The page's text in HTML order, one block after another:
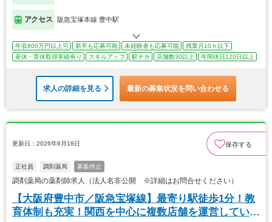
アクセス 阪急宝塚本線 豊中駅
年収800万円以上可 新卒も応募可能 未経験者も応募可能
残業月10ｈ以下
産休・育休取得実績有り
スキルアップ 駅チカ 店舗数30以上 年間休日120日以上
求人の詳細を見る 最新の募集状況を問い合わせる
更新日：2026年6月18日 保存する
正社員 調剤薬局 募集停止
調剤薬局の薬剤師求人（法人名非公開 ※詳細はお問合せください）
【大阪府豊中市／阪急宝塚線】最寄り駅徒歩1分！教
育体制も充実！関西を中心に複数店舗を運営している